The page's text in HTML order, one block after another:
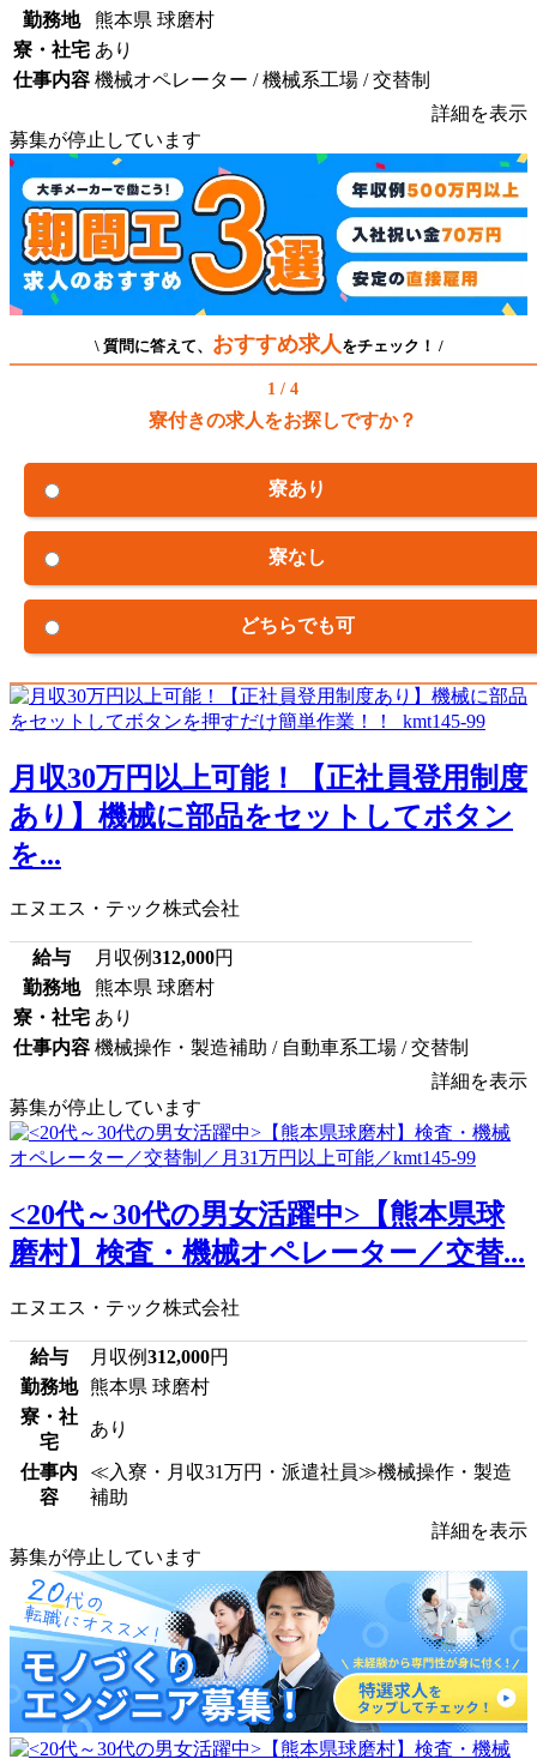
勤務地
熊本県 球磨村
寮・社宅 あり
仕事内容 機械オペレーター / 機械系工場 / 交替制
詳細を表示
募集が停止しています
\ 質問に答えて、 おすすめ求人 をチェック！ /
1 / 4
寮付きの求人をお探しですか？
寮あり
寮なし
どちらでも可
月収30万円以上可能！【正社員登用制度
あり】機械に部品をセットしてボタン
を...
エヌエス・テック株式会社
給与 月収例312,000円
勤務地
熊本県 球磨村
寮・社宅 あり
仕事内容 機械操作・製造補助 / 自動車系工場 / 交替制
詳細を表示
募集が停止しています
<20代～30代の男女活躍中>【熊本県球
磨村】検査・機械オペレーター／交替...
エヌエス・テック株式会社
給与 月収例312,000円
勤務地 熊本県 球磨村
寮・社
宅
あり
仕事内
容
≪入寮・月収31万円・派遣社員≫機械操作・製造
補助
詳細を表示
募集が停止しています